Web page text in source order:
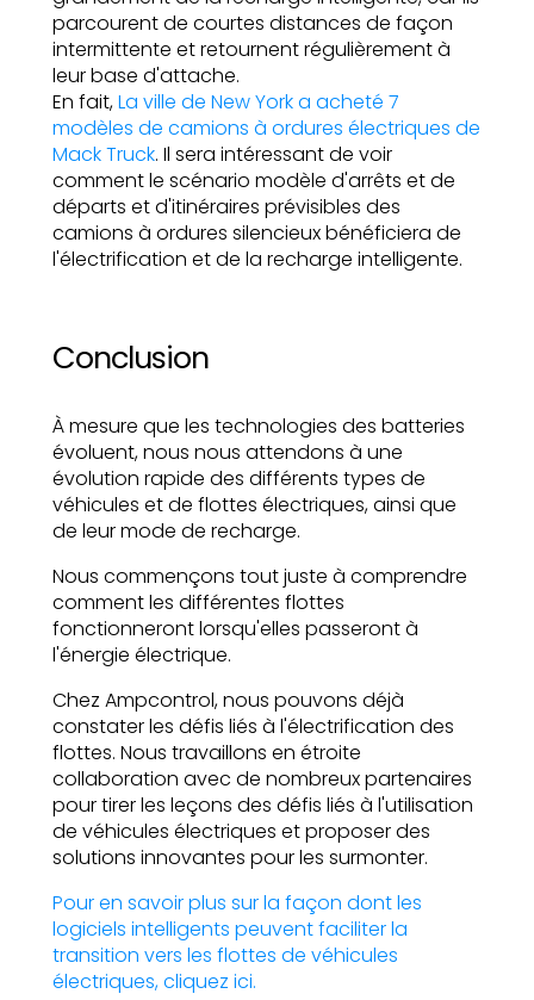
parcourent de courtes distances de façon
intermittente et retournent régulièrement à
leur base d'attache.
En fait,La ville de New York a acheté 7
modèles de camions à ordures électriques de
Mack Truck. Il sera intéressant de voir
comment le scénario modèle d'arrêts et de
départs et d'itinéraires prévisibles des
camions à ordures silencieux bénéficiera de
l'électrification et de la recharge intelligente.
Conclusion
À mesure que les technologies des batteries
évoluent, nous nous attendons à une
évolution rapide des différents types de
véhicules et de flottes électriques, ainsi que
de leur mode de recharge.
Nous commençons tout juste à comprendre
comment les différentes flottes
fonctionneront lorsqu'elles passeront à
l'énergie électrique.
Chez Ampcontrol, nous pouvons déjà
constater les défis liés à l'électrification des
flottes. Nous travaillons en étroite
collaboration avec de nombreux partenaires
pour tirer les leçons des défis liés à l'utilisation
de véhicules électriques et proposer des
solutions innovantes pour les surmonter.
Pour en savoir plus sur la façon dont les
logiciels intelligents peuvent faciliter la
transition vers les flottes de véhicules
électriques, cliquez ici.